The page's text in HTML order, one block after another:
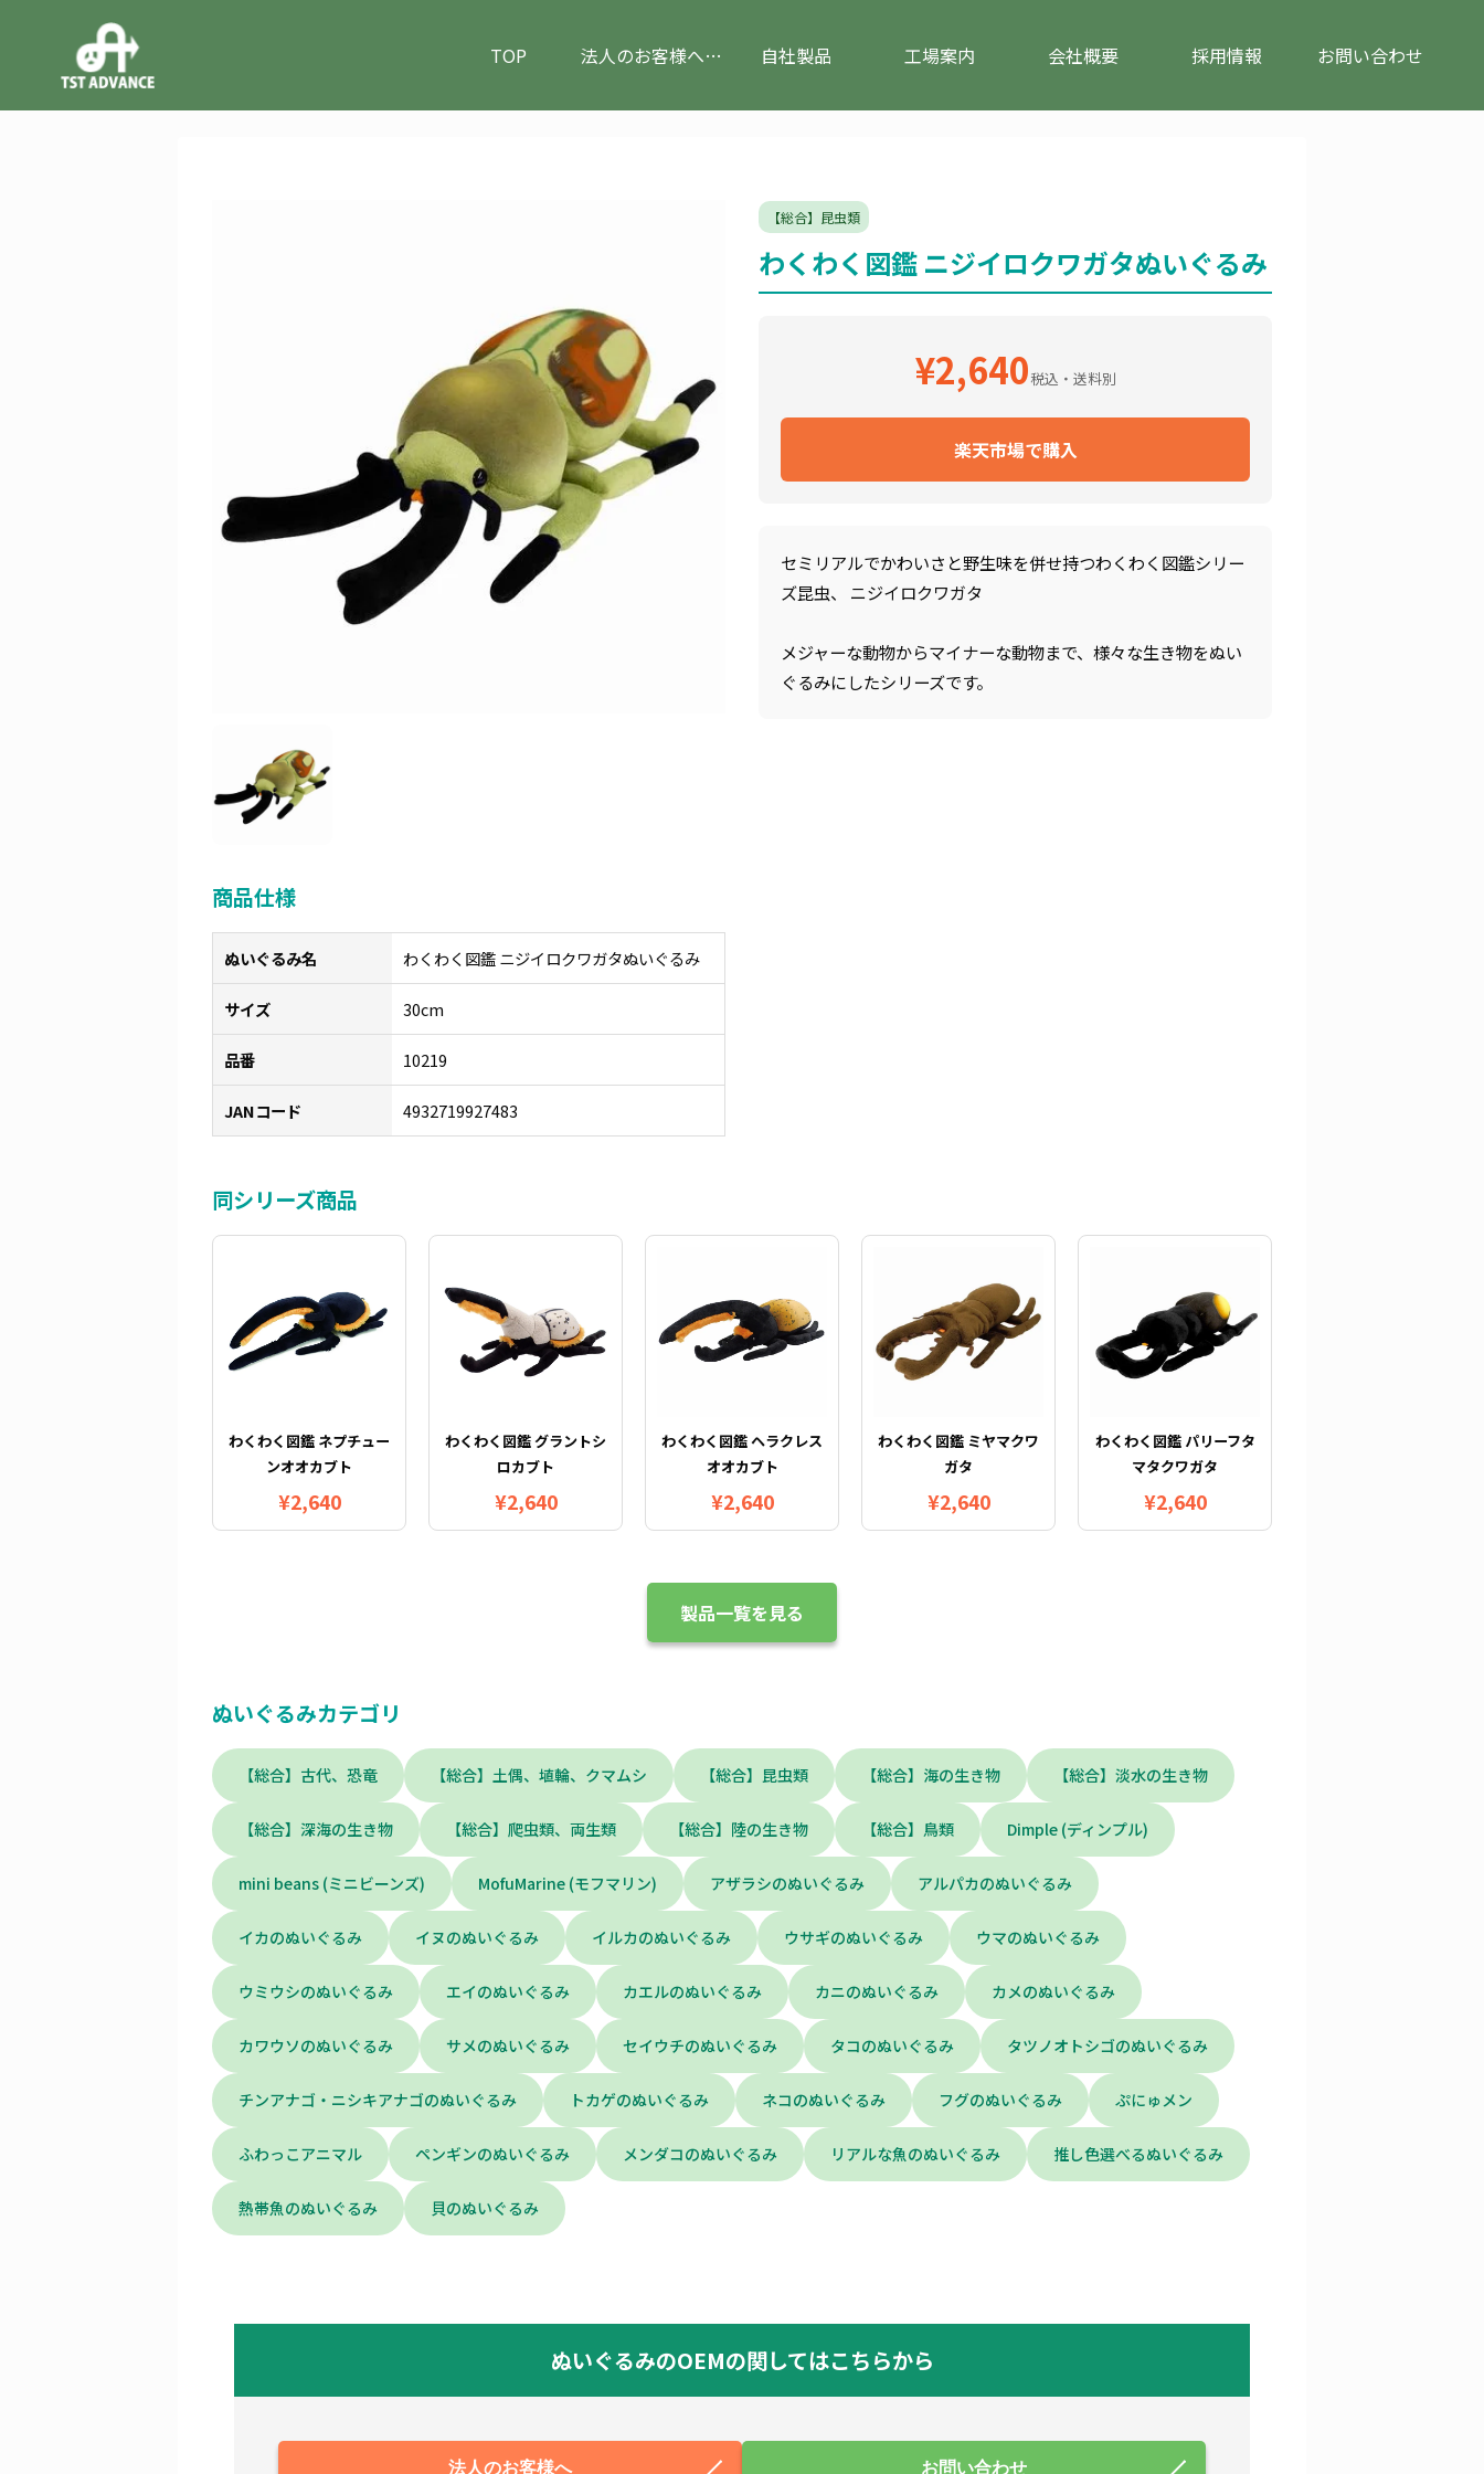
TOP 法人のお客様へ(ぬいぐるみのOEM) 自社製品 工場案内 会社概要 採用情報 お問い合わせ
【総合】昆虫類
わくわく図鑑 ニジイロクワガタぬいぐるみ
¥2,640税込・送料別
楽天市場で購入
セミリアルでかわいさと野生味を併せ持つわくわく図鑑シリー
ズ昆虫、 ニジイロクワガタ
メジャーな動物からマイナーな動物まで、様々な生き物をぬい
ぐるみにしたシリーズです。
商品仕様
ぬいぐるみ名 わくわく図鑑 ニジイロクワガタぬいぐるみ
サイズ 30cm
品番 10219
JANコード 4932719927483
同シリーズ商品
わくわく図鑑 ネプチュー
ンオオカブト
¥2,640
わくわく図鑑 グラントシ
ロカブト
¥2,640
わくわく図鑑 ヘラクレス
オオカブト
¥2,640
わくわく図鑑 ミヤマクワ
ガタ
¥2,640
わくわく図鑑 パリーフタ
マタクワガタ
¥2,640
製品一覧を見る
ぬいぐるみカテゴリ
【総合】古代、恐竜 【総合】土偶、埴輪、クマムシ 【総合】昆虫類 【総合】海の生き物 【総合】淡水の生き物
【総合】深海の生き物 【総合】爬虫類、両生類 【総合】陸の生き物 【総合】鳥類 Dimple (ディンプル)
mini beans (ミニビーンズ) MofuMarine (モフマリン) アザラシのぬいぐるみ アルパカのぬいぐるみ
イカのぬいぐるみ イヌのぬいぐるみ イルカのぬいぐるみ ウサギのぬいぐるみ ウマのぬいぐるみ
ウミウシのぬいぐるみ エイのぬいぐるみ カエルのぬいぐるみ カニのぬいぐるみ カメのぬいぐるみ
カワウソのぬいぐるみ サメのぬいぐるみ セイウチのぬいぐるみ タコのぬいぐるみ タツノオトシゴのぬいぐるみ
チンアナゴ・ニシキアナゴのぬいぐるみ トカゲのぬいぐるみ ネコのぬいぐるみ フグのぬいぐるみ ぷにゅメン
ふわっこアニマル ペンギンのぬいぐるみ メンダコのぬいぐるみ リアルな魚のぬいぐるみ 推し色選べるぬいぐるみ
熱帯魚のぬいぐるみ 貝のぬいぐるみ
ぬいぐるみのOEMの関してはこちらから
法人のお客様へ お問い合わせ